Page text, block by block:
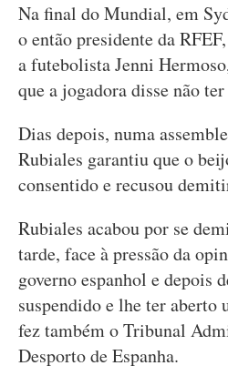
Na final do Mundial, em
o então presidente da
a futebolista Jenni
que a jogadora disse não
Dias depois, numa
Rubiales garantiu que o
consentido e recusou
Rubiales acabou por se
tarde, face à pressão da
governo espanhol e depois
suspendido e lhe ter aberto
fez também o Tribunal
Desporto de Espanha.